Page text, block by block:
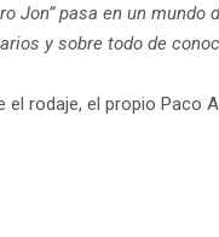
Jon” pasa en un
y sobre todo de
rodaje, el propio Paco